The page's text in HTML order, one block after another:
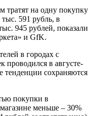
тратят на одну покупку
591 рубль, в
945 рублей, показали
и GfK.
в городах с
проводился в августе-
тенденции сохраняются
покупки в
меньше – 30%